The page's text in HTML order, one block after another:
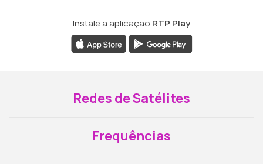
Instale a aplicação RTP Play
Redes de Satélites
Frequências